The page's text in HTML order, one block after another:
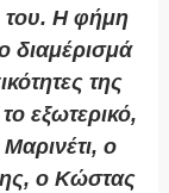
του. Η φήμη
διαμέρισμά
της
εξωτερικό,
ο
ο Κώστας